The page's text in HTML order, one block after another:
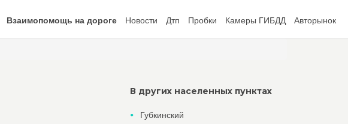
Взаимопомощь на дороге Новости Дтп Пробки Камеры ГИБДД Авторынок
В других населенных пунктах
Губкинский